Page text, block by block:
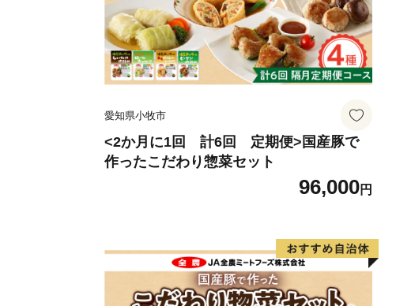
愛知県小牧市
<2か月に1回 計6回 定期便>国産豚で
作ったこだわり惣菜セット
96,000円